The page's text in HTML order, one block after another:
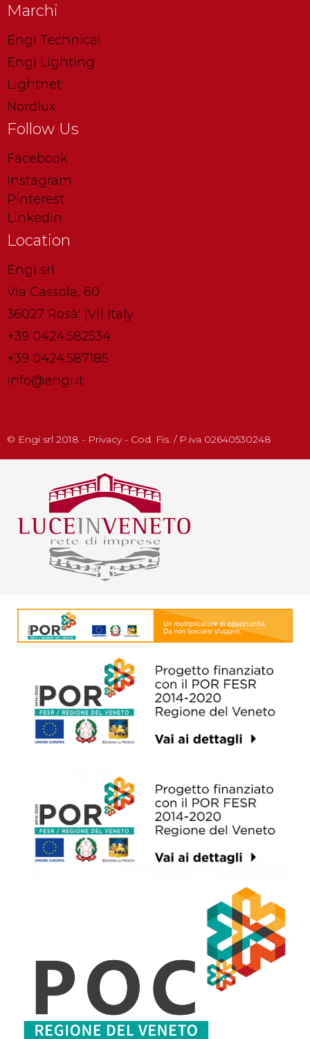
Marchi
Engi Technical
Engi Lighting
Lightnet
Nordlux
Follow Us
Facebook
Instagram
Pinterest
Linkedin
Location
Engi srl
Via Cassola, 60
36027 Rosà' (VI) Italy
+39 0424.582534
+39 0424.587185
info@engi.it
© Engi srl 2018 - Privacy - Cod. Fis. / P.iva 02640530248